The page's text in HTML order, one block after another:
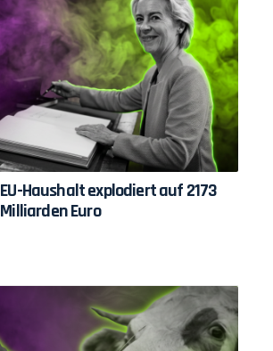
EU-Haushalt explodiert auf 2173
Milliarden Euro